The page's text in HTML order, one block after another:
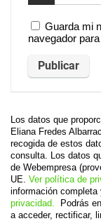
Guarda mi
navegador
Los datos que
Eliana Fredes
recogida de estos
consulta. Los datos
de Webempresa
UE. Ver política de
información completa
privacidad.
Podrás
a acceder, rectificar,